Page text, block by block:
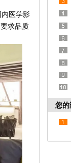
医学影
求品质
您的